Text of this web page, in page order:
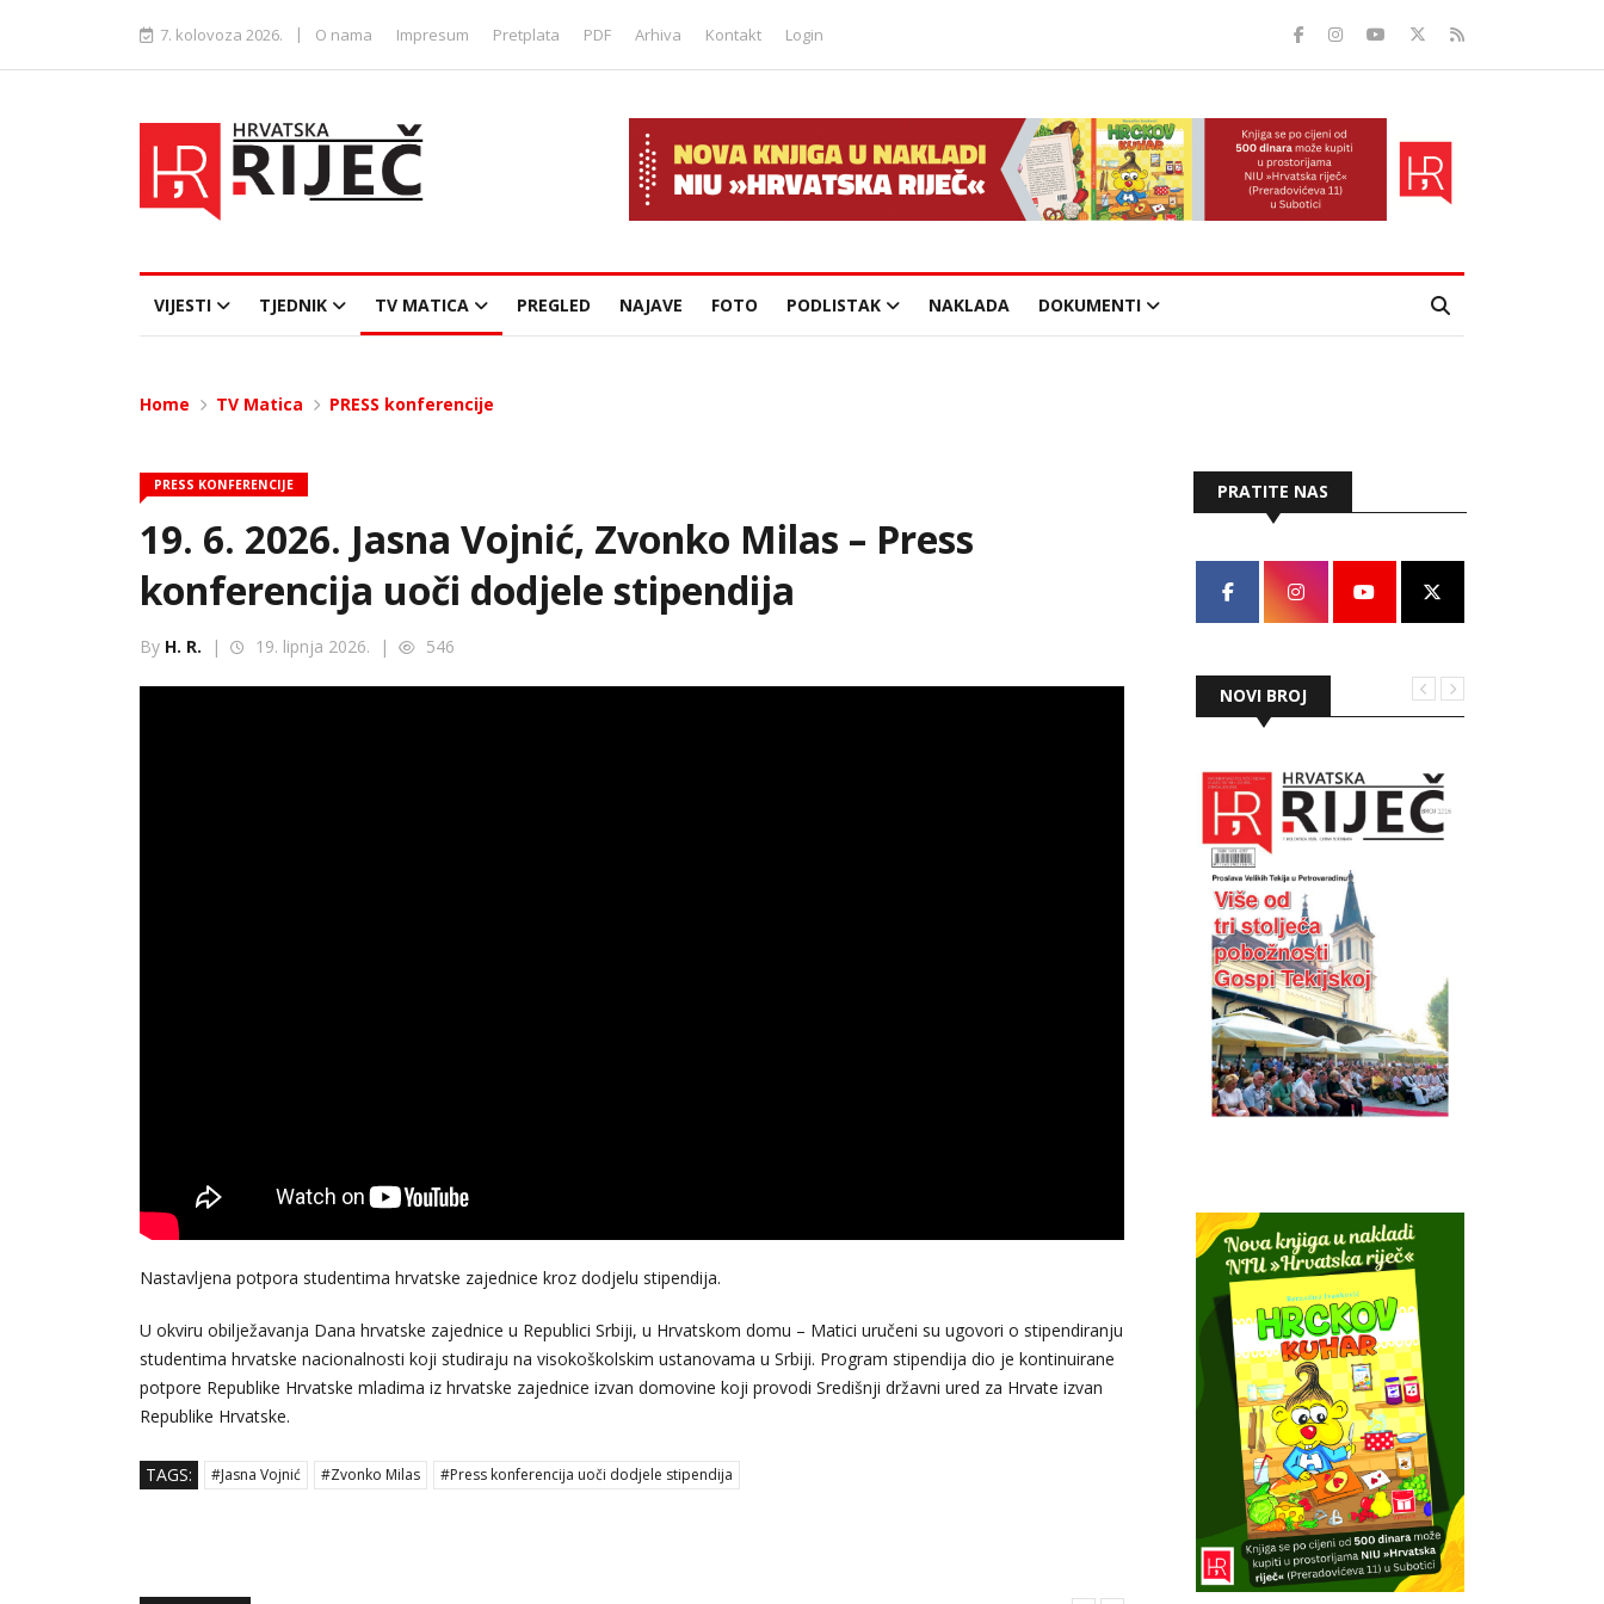
7. kolovoza 2026. | O nama Impresum Pretplata PDF Arhiva Kontakt Login
VIJESTI TJEDNIK TV MATICA PREGLED NAJAVE FOTO PODLISTAK NAKLADA DOKUMENTI
Home TV Matica PRESS konferencije
PRESS KONFERENCIJE
19. 6. 2026. Jasna Vojnić, Zvonko Milas – Press
konferencija uoči dodjele stipendija
By H. R. | 19. lipnja 2026. | 546
Nastavljena potpora studentima hrvatske zajednice kroz dodjelu stipendija.
U okviru obilježavanja Dana hrvatske zajednice u Republici Srbiji, u Hrvatskom domu – Matici uručeni su ugovori o stipendiranju
studentima hrvatske nacionalnosti koji studiraju na visokoškolskim ustanovama u Srbiji. Program stipendija dio je kontinuirane
potpore Republike Hrvatske mladima iz hrvatske zajednice izvan domovine koji provodi Središnji državni ured za Hrvate izvan
Republike Hrvatske.
TAGS: #Jasna Vojnić #Zvonko Milas #Press konferencija uoči dodjele stipendija
PRATITE NAS
NOVI BROJ